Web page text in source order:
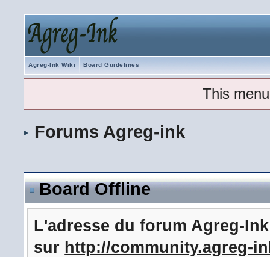
Agreg-Ink Wiki Board Guidelines
This
Forums Agreg-ink
Board Offline
L'adresse du forum Agreg-
sur http://community.agreg-